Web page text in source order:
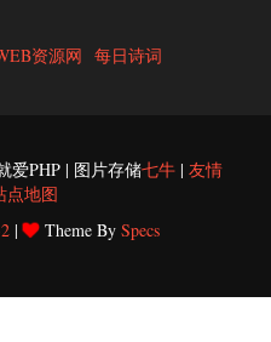
资源网 每日诗词
爱PHP | 图片存储七牛| 友情
点地图
| Theme By Specs